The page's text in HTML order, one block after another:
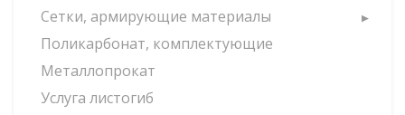
Сетки, армирующие материалы
Поликарбонат, комплектующие
Металлопрокат
Услуга листогиб